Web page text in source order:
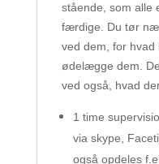
stående, som alle
færdige. Du tør
ved dem, for hvad
ødelægge dem.
ved også, hvad
1 time
via skype,
også opdeles